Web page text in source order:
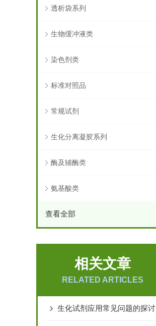
透析袋系列
生物缓冲液类
染色剂类
标准对照品
常规试剂
生化分离凝胶系列
酶及辅酶类
氨基酸类
查看全部
相关文章
RELATED ARTICLES
生化试剂应用常见问题的探讨